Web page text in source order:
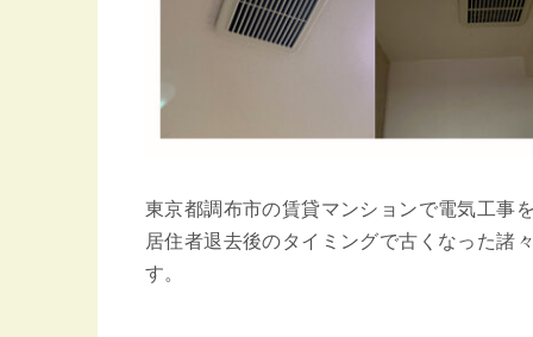
東京都調布市の賃貸マンションで電気工事
居住者退去後のタイミングで古くなった諸
す。